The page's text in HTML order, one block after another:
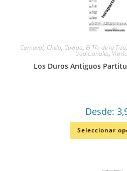
Carnaval, Chelo, Cuerda, El Tío de la Tiza,
tradicionales,
Los Duros Antiguos
Desde:
Seleccionar